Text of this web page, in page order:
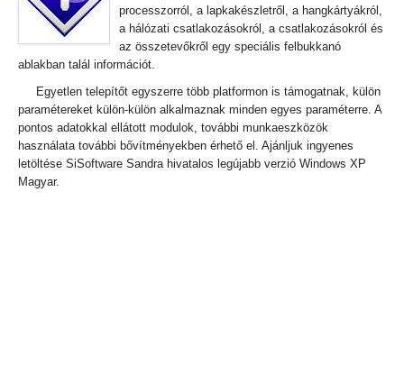
processzorról, a lapkakészletről, a hangkártyákról,
a hálózati csatlakozásokról, a csatlakozásokról és
az összetevőkről egy speciális felbukkanó
ablakban talál információt.
Egyetlen telepítőt egyszerre több platformon is támogatnak, külön
paramétereket külön-külön alkalmaznak minden egyes paraméterre. A
pontos adatokkal ellátott modulok, további munkaeszközök
használata további bővítményekben érhető el. Ajánljuk ingyenes
letöltése SiSoftware Sandra hivatalos legújabb verzió Windows XP
Magyar.